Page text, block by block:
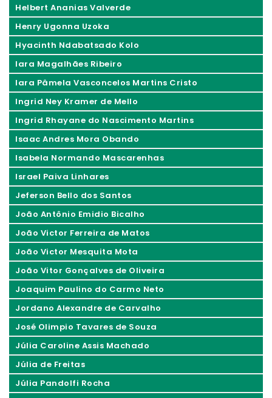
Helbert Ananias Valverde
Henry Ugonna Uzoka
Hyacinth Ndabatsado Kolo
Iara Magalhães Ribeiro
Iara Pâmela Vasconcelos Martins Cristo
Ingrid Ney Kramer de Mello
Ingrid Rhayane do Nascimento Martins
Isaac Andres Mora Obando
Isabela Normando Mascarenhas
Israel Paiva Linhares
Jeferson Bello dos Santos
João Antônio Emidio Bicalho
João Victor Ferreira de Matos
João Victor Mesquita Mota
João Vitor Gonçalves de Oliveira
Joaquim Paulino do Carmo Neto
Jordano Alexandre de Carvalho
José Olimpio Tavares de Souza
Júlia Caroline Assis Machado
Júlia de Freitas
Júlia Pandolfi Rocha